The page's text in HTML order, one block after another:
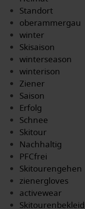
Standort
oberammergau
winter
Skisaison
winterseason
winterison
Ziener
Saison
Erfolg
Schnee
Skitour
Nachhaltig
PFCfrei
Skitourengehen
zienergloves
activewear